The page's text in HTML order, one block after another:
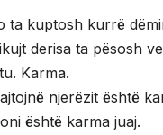
ta kuptosh kurrë
derisa ta pësosh
Karma.
njerëzit është
është karma juaj.